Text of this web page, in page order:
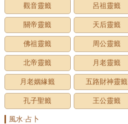
觀音靈籤
呂祖靈籤
關帝靈籤 天后靈籤
佛祖靈籤 周公靈籤
北帝靈籤 月老靈籤
月老姻緣籤 五路財神靈籤
孔子聖籤 王公靈籤
風水·占卜